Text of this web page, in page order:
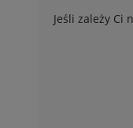
Jeśli zależy Ci